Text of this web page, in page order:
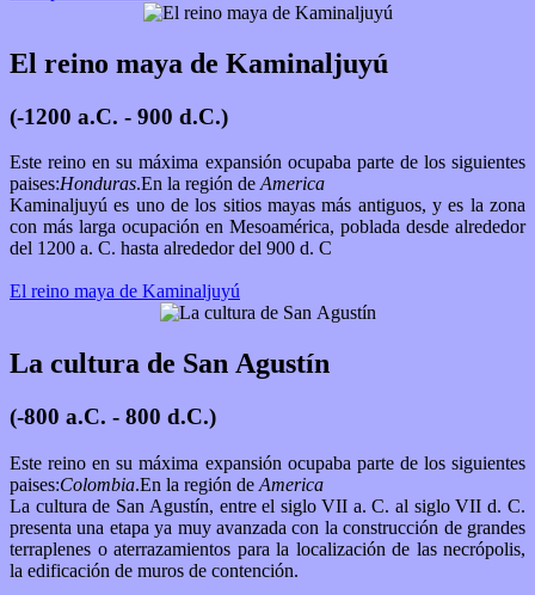
El reino maya de Kaminaljuyú
(-1200 a.C. - 900 d.C.)
Este reino en su máxima expansión ocupaba parte de los siguientes
paises:Honduras.En la región deAmerica
Kaminaljuyú es uno de los sitios mayas más antiguos, y es la zona
con más larga ocupación en Mesoamérica, poblada desde alrededor
del 1200 a. C. hasta alrededor del 900 d. C
El reino maya de Kaminaljuyú
La cultura de San Agustín
(-800 a.C. - 800 d.C.)
Este reino en su máxima expansión ocupaba parte de los siguientes
paises:Colombia.En la región de America
La cultura de San Agustín, entre el siglo VII a. C. al siglo VII d. C.
presenta una etapa ya muy avanzada con la construcción de grandes
terraplenes o aterrazamientos para la localización de las necrópolis,
la edificación de muros de contención.